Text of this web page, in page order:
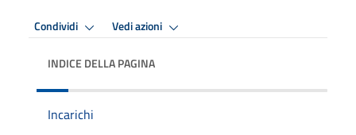
Condividi Vedi azioni
INDICE DELLA PAGINA
Incarichi